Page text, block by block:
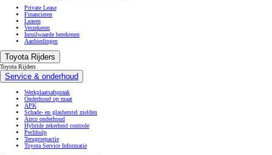
Private Lease
Financieren
Leasen
Verzekeren
Inruilwaarde berekenen
Aanbiedingen
Toyota Rijders
Toyota Rijders
Service & onderhoud
Werkplaatsafspraak
Onderhoud op maat
APK
Schade- en glasherstel melden
Airco onderhoud
Hybride zekerheid controle
Pechhulp
Terugroepactie
Toyota Service Informatie